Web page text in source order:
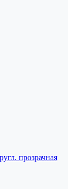
прозрачная